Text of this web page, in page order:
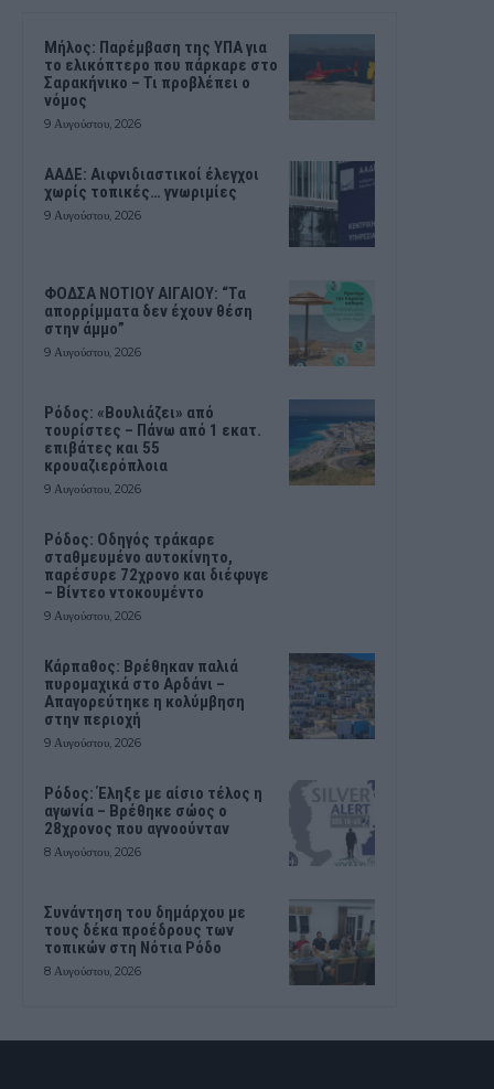
Μήλος: Παρέμβαση της ΥΠΑ για
το ελικόπτερο που πάρκαρε στο
Σαρακήνικο – Τι προβλέπει ο
νόμος
9 Αυγούστου, 2026
ΑΑΔΕ: Αιφνιδιαστικοί έλεγχοι
χωρίς τοπικές… γνωριμίες
9 Αυγούστου, 2026
ΦΟΔΣΑ ΝΟΤΙΟΥ ΑΙΓΑΙΟΥ: “Τα
απορρίμματα δεν έχουν θέση
στην άμμο”
9 Αυγούστου, 2026
Ρόδος: «Βουλιάζει» από
τουρίστες – Πάνω από 1 εκατ.
επιβάτες και 55
κρουαζιερόπλοια
9 Αυγούστου, 2026
Ρόδος: Οδηγός τράκαρε
σταθμευμένο αυτοκίνητο,
παρέσυρε 72χρονο και διέφυγε
– Βίντεο ντοκουμέντο
9 Αυγούστου, 2026
Κάρπαθος: Βρέθηκαν παλιά
πυρομαχικά στο Αρδάνι –
Απαγορεύτηκε η κολύμβηση
στην περιοχή
9 Αυγούστου, 2026
Ρόδος: Έληξε με αίσιο τέλος η
αγωνία – Βρέθηκε σώος ο
28χρονος που αγνοούνταν
8 Αυγούστου, 2026
Συνάντηση του δημάρχου με
τους δέκα προέδρους των
τοπικών στη Νότια Ρόδο
8 Αυγούστου, 2026